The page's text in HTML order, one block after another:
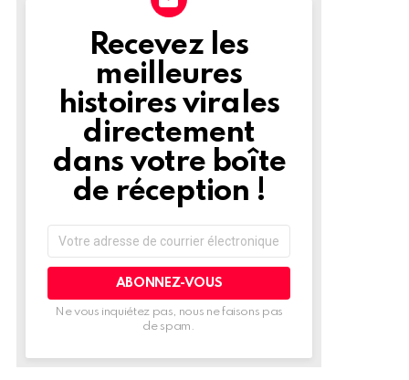
NEWSLETTER
Recevez les
meilleures
histoires virales
directement
dans votre boîte
de réception !
de
courrier
électronique:
Ne vous inquiétez pas, nous ne faisons pas
de spam.